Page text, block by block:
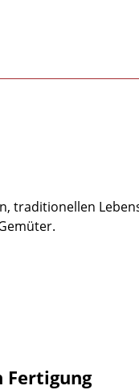
traditionellen
Fertigung